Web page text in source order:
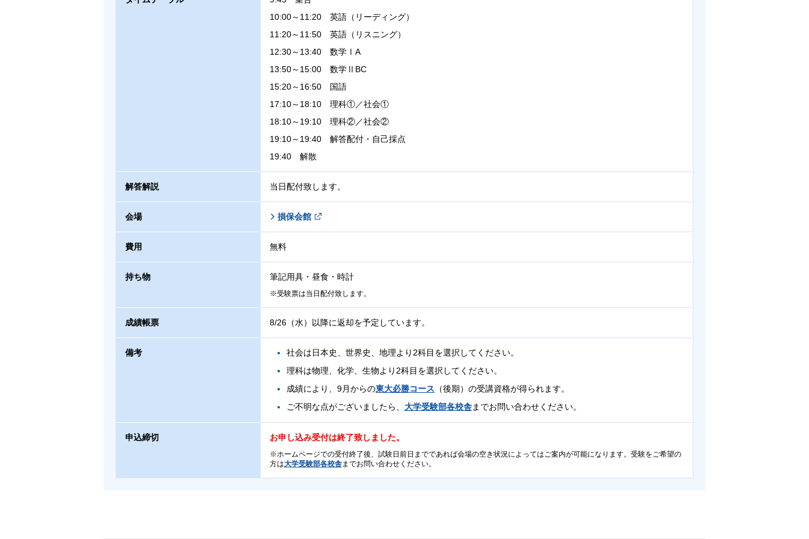
10:00～11:20 英語（リーディング）
11:20～11:50 英語（リスニング）
12:30～13:40 数学ⅠA
13:50～15:00 数学ⅡBC
15:20～16:50 国語
17:10～18:10 理科①／社会①
18:10～19:10 理科②／社会②
19:10～19:40 解答配付・自己採点
19:40 解散
解答解説 当日配付致します。
会場 損保会館
費用 無料
持ち物 筆記用具・昼食・時計
受験票は当日配付致します。
成績帳票 8/26（水）以降に返却を予定しています。
備考
社会は日本史、世界史、地理より2科目を選択してください。
理科は物理、化学、生物より2科目を選択してください。
成績により、9月からの東大必勝コース （後期）の受講資格が得られます。
ご不明な点がございましたら、 大学受験部各校舎までお問い合わせください。
申込締切 お申し込み受付は終了致しました。
ホームページでの受付終了後、試験日前日までであれば会場の空き状況によってはご案内が可能になります。受験をご希望の
方は大学受験部各校舎までお問い合わせください。